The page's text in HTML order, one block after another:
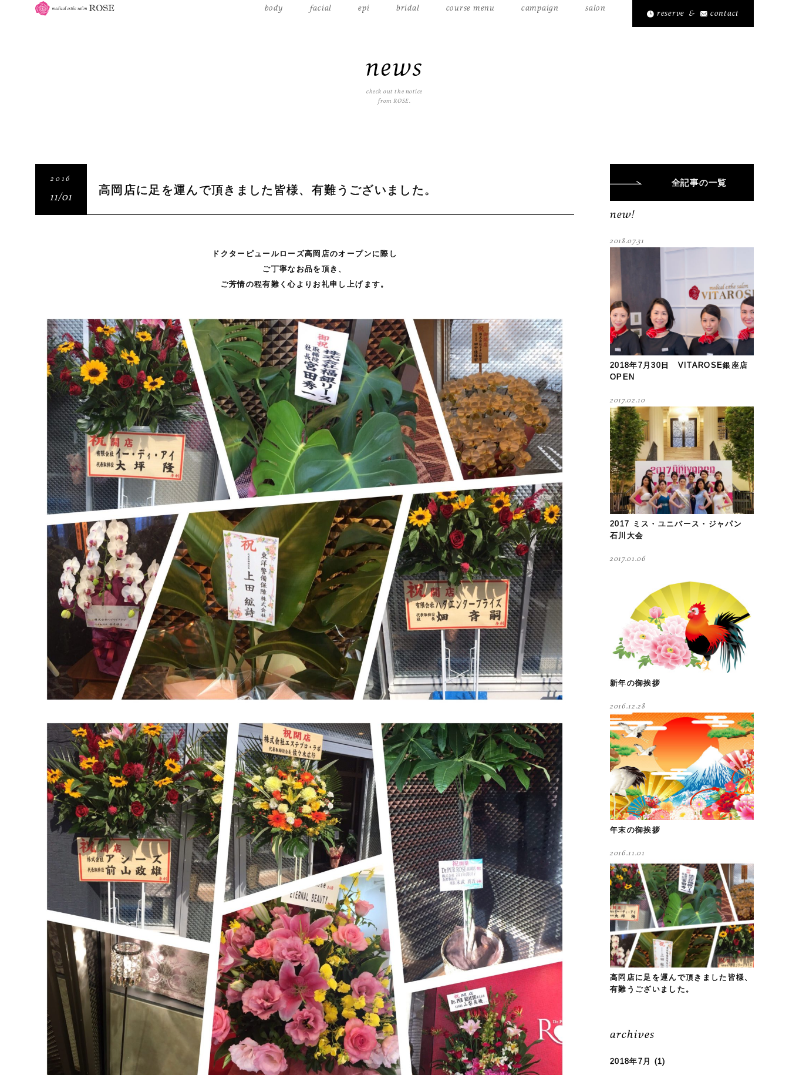
body facial epi bridal course menu campaign salon
reserve & contact
news
check out the notice
from ROSE.
2016
11/01 高岡店に足を運んで頂きました皆様、有難うございました。
ドクターピュールローズ高岡店のオープンに際し
ご丁寧なお品を頂き、
ご芳情の程有難く心よりお礼申し上げます。
全記事の一覧
new!
2018年7月30日 VITAROSE銀座店
OPEN
2018.07.31
2017 ミス・ユニバース・ジャパン
石川大会
2017.02.10
新年の御挨拶
2017.01.06
年末の御挨拶
2016.12.28
高岡店に足を運んで頂きました皆様、
有難うございました。
2016.11.01
archives
2018年7月 (1)